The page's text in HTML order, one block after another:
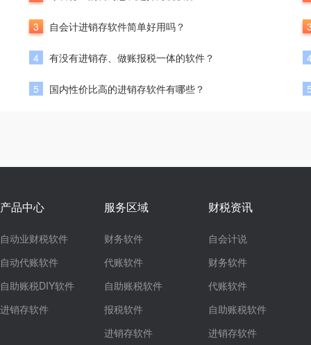
3 自会计进销存软件简单好用吗？
4 有没有进销存、做账报税一体的软件？
5 国内性价比高的进销存软件有哪些？
产品中心
自动业财税软件
自动代账软件
自助账税DIY软件
进销存软件
服务区域
财务软件
代账软件
自助账税软件
报税软件
进销存软件
财税资讯
自会计说
财务软件
代账软件
自助账税软件
进销存软件